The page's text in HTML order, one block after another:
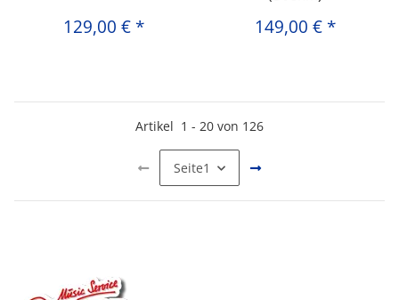
129,00 € * 149,00 € *
Artikel 1 - 20 von 126
Seite1